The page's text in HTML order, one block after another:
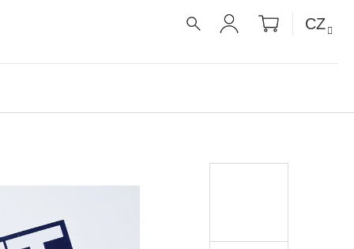
PŘIHLÁŠENÍ
NÁKUPNÍ
KOŠÍK
CZ